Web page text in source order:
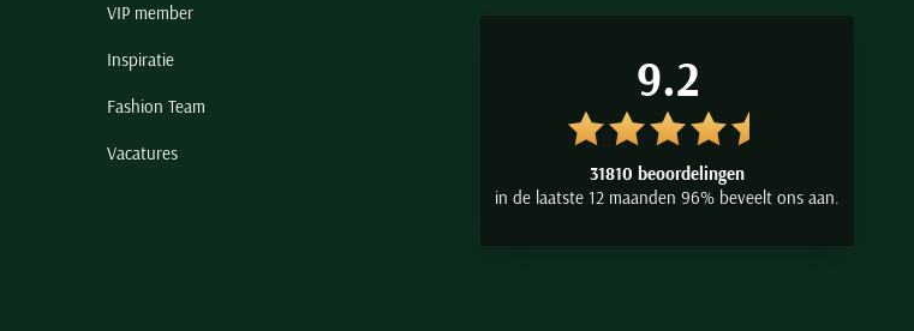
VIP member
Inspiratie
Fashion Team
Vacatures
9.2
31810 beoordelingen
in de laatste 12 maanden 96% beveelt ons aan.